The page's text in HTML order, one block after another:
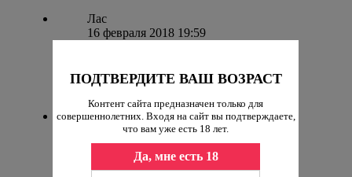
ПОДТВЕРДИТЕ ВАШ ВОЗРАСТ
Контент сайта предназначен только для
совершеннолетних. Входя на сайт вы подтверждаете,
что вам уже есть 18 лет.
Да, мне есть 18
Лас
16 февраля 2018 19:59
просто находкой. Присматриваем уже
что-нибудь еще.
Кит
4 июня 2017 14:03
Брали для начала,
поэкспериментировать. Довольно
тяжелый, но не очень большой по